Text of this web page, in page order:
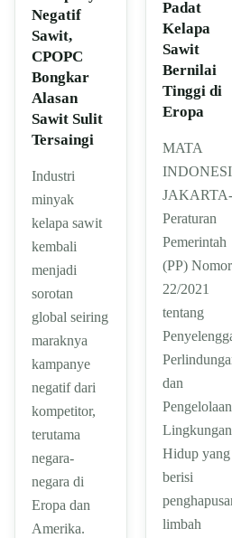
Negatif
Sawit,
CPOPC
Bongkar
Alasan
Sawit Sulit
Tersaingi
Industri
minyak
kelapa sawit
kembali
menjadi
sorotan
global seiring
maraknya
kampanye
negatif dari
kompetitor,
terutama
negara-
negara di
Eropa dan
Amerika.
Padat
Kelapa
Sawit
Bernilai
Tinggi di
Eropa
MATA
JAKARTA-
Peraturan
Pemerintah
(PP) Nomor
22/2021
tentang
dan
Pengelolaan
Lingkungan
Hidup yang
berisi
limbah